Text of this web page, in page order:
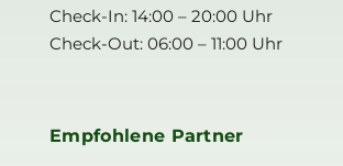
Check-In: 14:00 – 20:00 Uhr
Check-Out: 06:00 – 11:00 Uhr
Empfohlene Partner